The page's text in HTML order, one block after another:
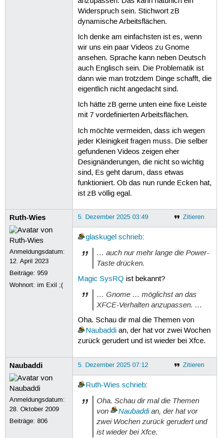
Widerspruch sein. Stichwort zB
dynamische Arbeitsflächen.
Ich denke am einfachsten ist es, wenn
wir uns ein paar Videos zu Gnome
ansehen. Sprache kann neben Deutsch
auch Englisch sein. Die Problematik ist
dann wie man trotzdem Dinge schafft, die
eigentlich nicht angedacht sind.
Ich hätte zB gerne unten eine fixe Leiste
mit 7 vordefinierten Arbeitsflächen.
Ich möchte vermeiden, dass ich wegen
jeder Kleinigkeit fragen muss. Die selber
gefundenen Videos zeigen eher
Designänderungen, die nicht so wichtig
sind, Es geht darum, dass etwas
funktioniert. Ob das nun runde Ecken hat,
ist zB völlig egal.
Ruth-Wies
Anmeldungsdatum:
12. April 2023
Beiträge:959
Wohnort: im Exil ;(
Zitieren
5. Dezember 2025 03:49
glaskugel schrieb:
… auch nur mehr lange die Power-
Taste drücken.
Magic SysRQ ist bekannt?
… Gnome … möglichst an das
XFCE-Verhalten anzupassen. …
Oha. Schau dir mal die Themen von
Naubaddi an, der hat vor zwei Wochen
zurück gerudert und ist wieder bei Xfce.
Naubaddi
Anmeldungsdatum:
28. Oktober 2009
Beiträge:806
Zitieren
5. Dezember 2025 07:12
Ruth-Wies schrieb:
Oha. Schau dir mal die Themen
von
Naubaddian, der hat vor
zwei Wochen zurück gerudert und
ist wieder bei Xfce.